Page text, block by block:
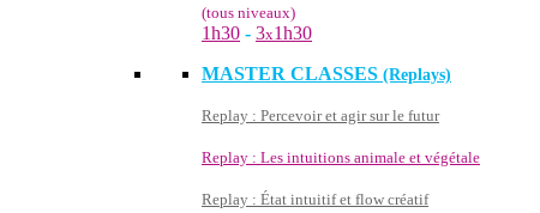
(tous niveaux)
1h30 - 3x1h30
MASTER CLASSES (Replays)
Replay : Percevoir et agir sur le futur
Replay : Les intuitions animale et végétale
Replay : État intuitif et flow créatif